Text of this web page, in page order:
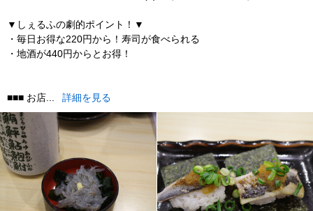
▼しぇるふの劇的ポイント！▼
・毎日お得な220円から！寿司が食べられる
・地酒が440円からとお得！
■■■ お店... 詳細を見る